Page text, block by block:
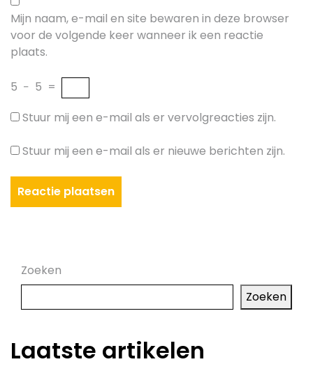
Mijn naam, e-mail en site bewaren in deze browser
voor de volgende keer wanneer ik een reactie
plaats.
5 − 5 =
Stuur mij een e-mail als er vervolgreacties zijn.
Stuur mij een e-mail als er nieuwe berichten zijn.
Zoeken
Zoeken
Laatste artikelen